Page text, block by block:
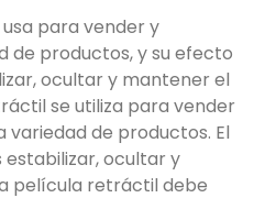
usa para vender y
de productos, y su efecto
ocultar y mantener el
se utiliza para vender
de productos. El
ocultar y
película retráctil debe